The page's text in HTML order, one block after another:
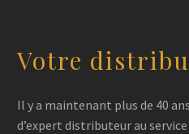
Votre
Il y a maintenant plus de 40
d’expert distributeur au